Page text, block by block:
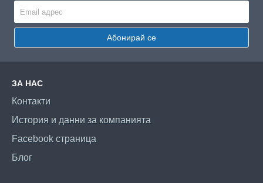
Абонирай се
ЗА НАС
Контакти
История и данни за компанията
Facebook страница
Блог